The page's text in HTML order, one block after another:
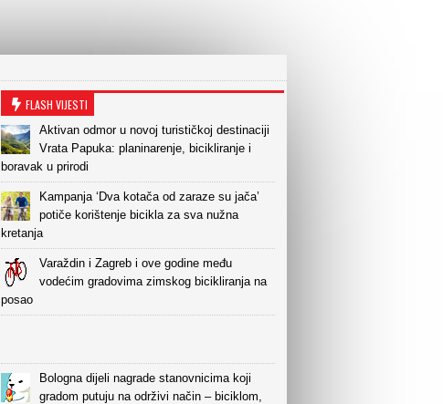
FLASH VIJESTI
Aktivan odmor u novoj turističkoj destinaciji
Vrata Papuka: planinarenje, bicikliranje i
boravak u prirodi
Kampanja ‘Dva kotača od zaraze su jača’
potiče korištenje bicikla za sva nužna
kretanja
Varaždin i Zagreb i ove godine među
vodećim gradovima zimskog bicikliranja na
posao
Bologna dijeli nagrade stanovnicima koji
gradom putuju na održivi način – biciklom,